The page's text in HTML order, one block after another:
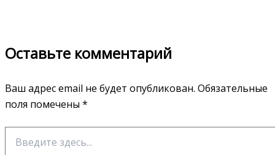
Оставьте комментарий
Ваш адрес email не будет опубликован. Обязательные
поля помечены *
здесь...